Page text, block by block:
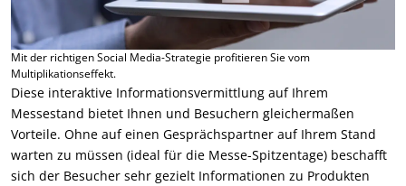
Mit der richtigen Social Media-Strategie profitieren Sie vom
Multiplikationseffekt.
Diese interaktive Informationsvermittlung auf Ihrem
Messestand bietet Ihnen und Besuchern gleichermaßen
Vorteile. Ohne auf einen Gesprächspartner auf Ihrem Stand
warten zu müssen (ideal für die Messe-Spitzentage) beschafft
sich der Besucher sehr gezielt Informationen zu Produkten